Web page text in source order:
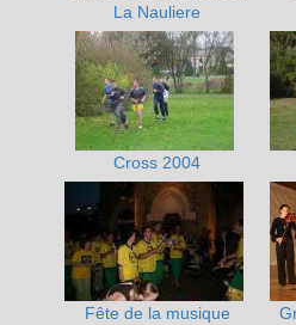
La Nauliere
Cross 2004
Fête de la musique